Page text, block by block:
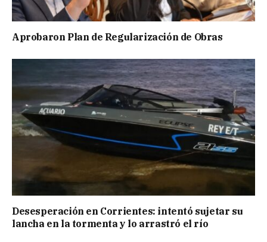
Aprobaron Plan de Regularización de Obras
Desesperación en Corrientes: intentó sujetar su
lancha en la tormenta y lo arrastró el río